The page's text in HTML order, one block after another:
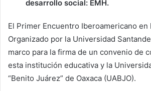
desarrollo social: EMH.
El Primer Encuentro Iberoamericano en
Organizado por la Universidad
marco para la firma de un convenio de
esta institución educativa y la
“Benito Juárez” de Oaxaca (UABJO).